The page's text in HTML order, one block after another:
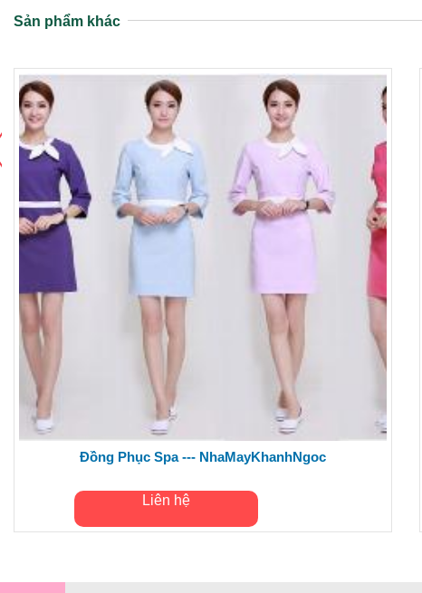
Sản phẩm khác
Đồng Phục Spa --- NhaMayKhanhNgoc
Liên hệ